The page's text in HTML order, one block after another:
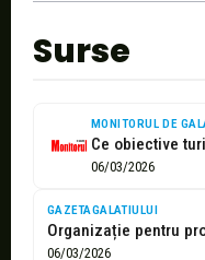
Surse
MONITORUL DE
06/03/2026
GAZETAGALATIULUI
06/03/2026